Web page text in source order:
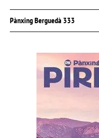
Pànxing Berguedà 333